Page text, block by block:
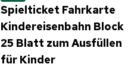
Spielticket Fahrkarte
Kindereisenbahn Block
25 Blatt zum Ausfüllen
für Kinder